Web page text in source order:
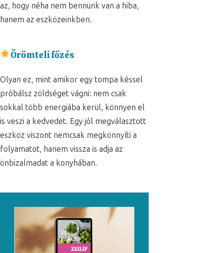
az, hogy néha nem bennünk van a hiba,
hanem az eszközeinkben.
Örömteli főzés
Olyan ez, mint amikor egy tompa késsel
próbálsz zöldséget vágni: nem csak
sokkal több energiába kerül, könnyen el
is veszi a kedvedet. Egy jól megválasztott
eszköz viszont nemcsak megkönnyíti a
folyamatot, hanem vissza is adja az
önbizalmadat a konyhában.